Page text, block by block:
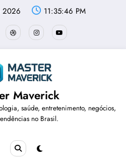
2026 11:35:47 PM
Maverick
saúde, entretenimento, negócios,
no Brasil.